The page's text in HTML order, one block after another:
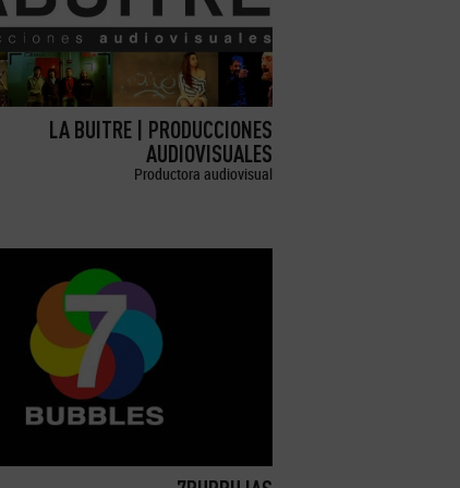
LA BUITRE | PRODUCCIONES
AUDIOVISUALES
Productora audiovisual